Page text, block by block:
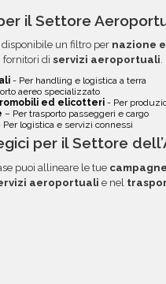
il Settore
disponibile un filtro per nazione
fornitori di servizi aeroportuali.
- Per handling e logistica a terra
aereo specializzato
ed elicotteri - Per
– Per trasporto passeggeri e cargo
Per logistica e servizi connessi
per il Settore
puoi allineare le tue
aeroportuali e nel